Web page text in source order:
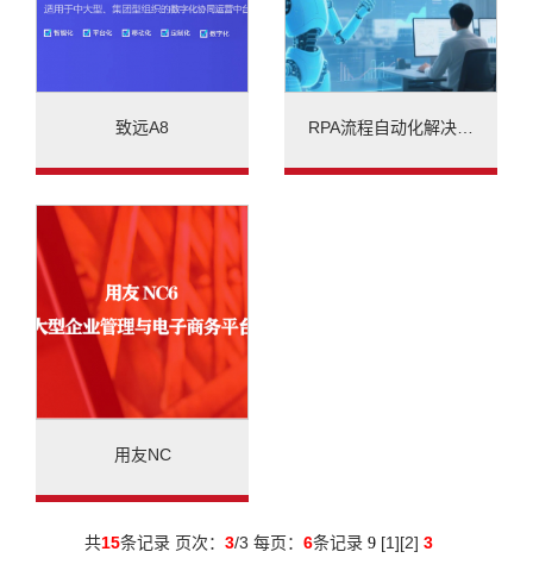
致远A8 RPA流程自动化解决…
用友NC
共15条记录 页次： 3/3 每页： 6条记录 9 [1][2] 3